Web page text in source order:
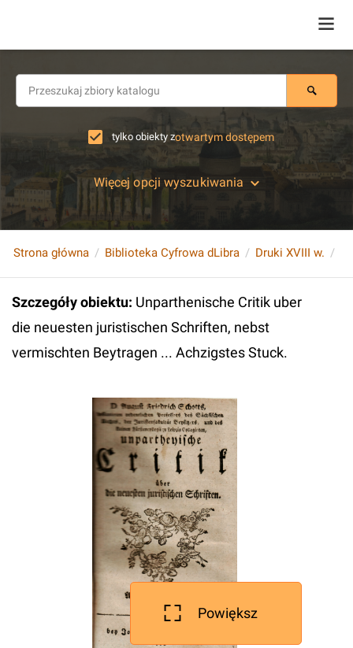
tylko obiekty zotwartym dostępem
Więcej opcji wyszukiwania
Strona główna Biblioteka Cyfrowa dLibra Druki XVIII w.
Szczegóły obiektu: Unparthenische Critik uber
die neuesten juristischen Schriften, nebst
vermischten Beytragen ... Achzigstes Stuck.
Powiększ